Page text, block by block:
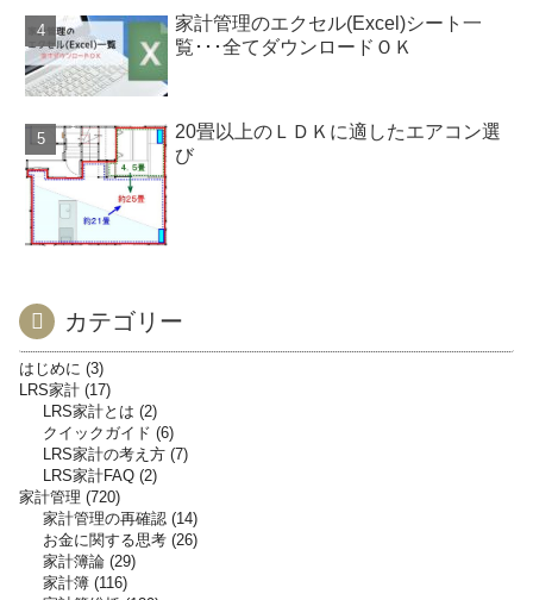
家計管理のエクセル(Excel)シート一
覧･･･全てダウンロードＯＫ
20畳以上のＬＤＫに適したエアコン選
び
カテゴリー
はじめに 3
LRS家計 17
LRS家計とは 2
クイックガイド 6
LRS家計の考え方 7
LRS家計FAQ 2
家計管理 720
家計管理の再確認 14
お金に関する思考 26
家計簿論 29
家計簿 116